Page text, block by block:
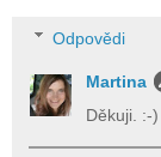
Odpovědi
Martina
Děkuji. :-)